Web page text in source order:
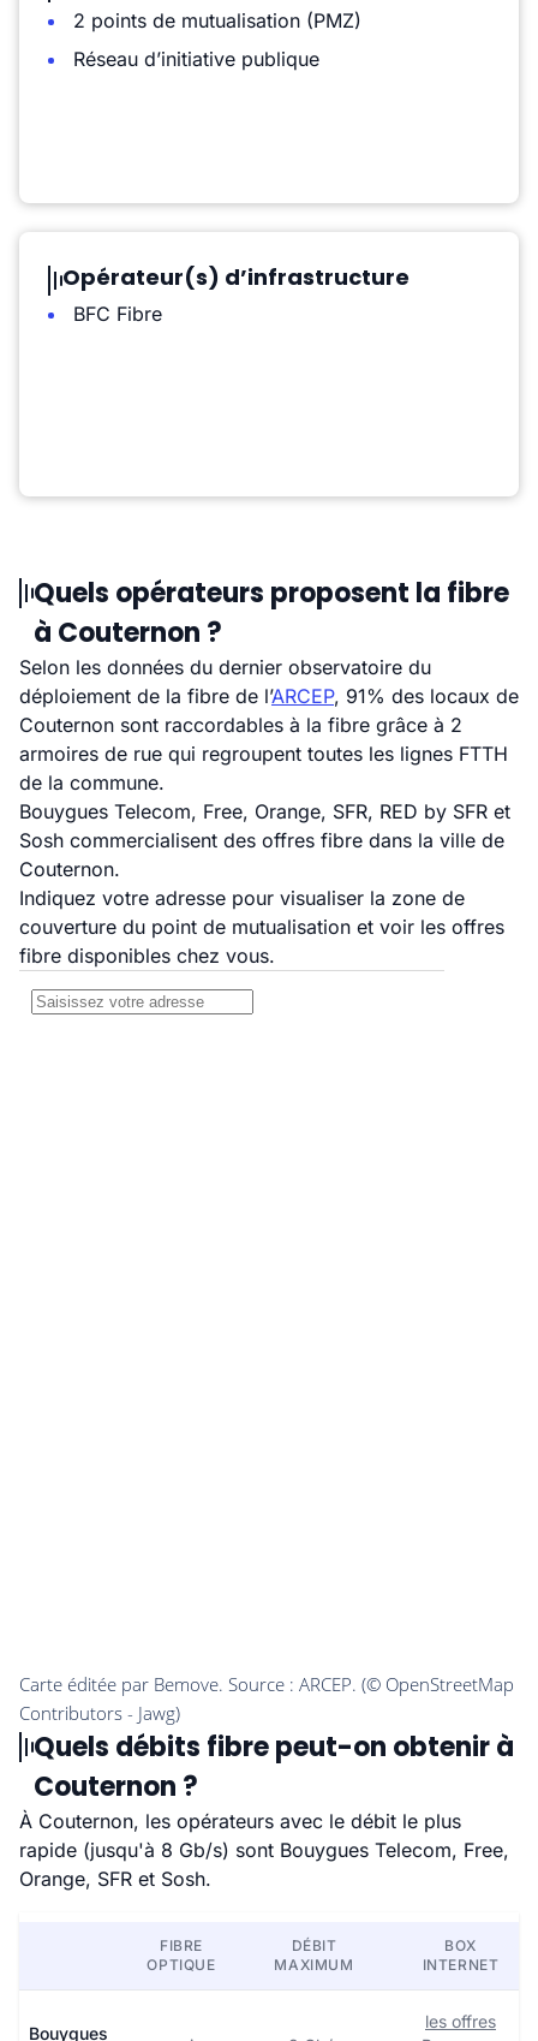
2 points de mutualisation (PMZ)
Réseau d’initiative publique
Opérateur(s) d’infrastructure
BFC Fibre
Quels opérateurs proposent la fibre
à Couternon ?
Selon les données du dernier observatoire du
déploiement de la fibre de l’ARCEP, 91% des locaux de
Couternon sont raccordables à la fibre grâce à 2
armoires de rue qui regroupent toutes les lignes FTTH
de la commune.
Bouygues Telecom, Free, Orange, SFR, RED by SFR et
Sosh commercialisent des offres fibre dans la ville de
Couternon.
Indiquez votre adresse pour visualiser la zone de
couverture du point de mutualisation et voir les offres
fibre disponibles chez vous.
Quels débits fibre peut-on obtenir à
Couternon ?
À Couternon, les opérateurs avec le débit le plus
rapide (jusqu'à 8 Gb/s) sont Bouygues Telecom, Free,
Orange, SFR et Sosh.
FIBRE
OPTIQUE
DÉBIT
MAXIMUM
BOX
INTERNET
Bouygues
les offres